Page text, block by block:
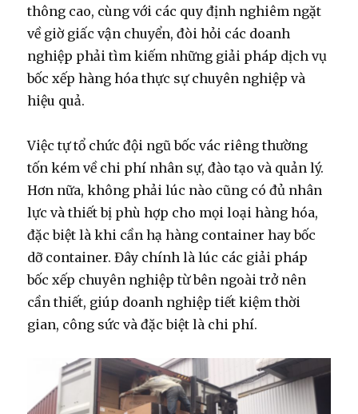
thông cao, cùng với các quy định nghiêm ngặt
về giờ giấc vận chuyển, đòi hỏi các doanh
nghiệp phải tìm kiếm những giải pháp dịch vụ
bốc xếp hàng hóa thực sự chuyên nghiệp và
hiệu quả.
Việc tự tổ chức đội ngũ bốc vác riêng thường
tốn kém về chi phí nhân sự, đào tạo và quản lý.
Hơn nữa, không phải lúc nào cũng có đủ nhân
lực và thiết bị phù hợp cho mọi loại hàng hóa,
đặc biệt là khi cần hạ hàng container hay bốc
dỡ container. Đây chính là lúc các giải pháp
bốc xếp chuyên nghiệp từ bên ngoài trở nên
cần thiết, giúp doanh nghiệp tiết kiệm thời
gian, công sức và đặc biệt là chi phí.